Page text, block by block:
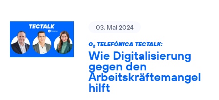
03. Mai 2024
O2TELEFÓNICA TECTALK:
Wie Digitalisierung
gegen den
Arbeitskräftemangel
hilft